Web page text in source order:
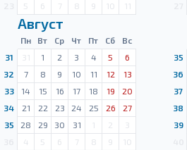
5 6 7 8 9 10 11
Август
Пн Вт Ср Чт Пт Сб
Вс
31
31 1 2 3 4 5
6
32
7 8 9 10 11 12
13
33
14 15 16 17 18 19
20
34
21 22 23 24 25 26
27
35
28 29 30 31 1 2
3
4 5 6 7 8 9 10
35
36
37
38
39